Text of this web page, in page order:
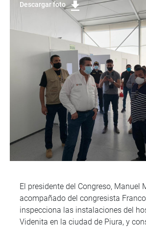
Descargar foto
El presidente del Congreso, Manuel
acompañado del congresista
inspecciona las instalaciones del
Videnita en la ciudad de Piura, y